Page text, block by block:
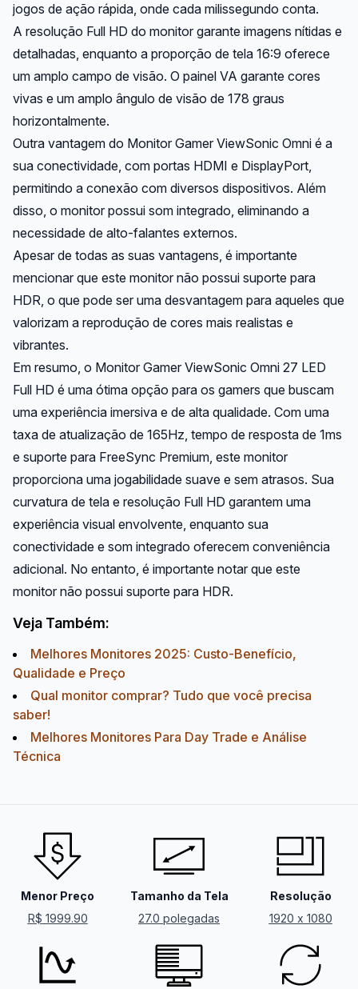
jogos de ação rápida, onde cada milissegundo conta.
A resolução Full HD do monitor garante imagens nítidas e
detalhadas, enquanto a proporção de tela 16:9 oferece
um amplo campo de visão. O painel VA garante cores
vivas e um amplo ângulo de visão de 178 graus
horizontalmente.
Outra vantagem do Monitor Gamer ViewSonic Omni é a
sua conectividade, com portas HDMI e DisplayPort,
permitindo a conexão com diversos dispositivos. Além
disso, o monitor possui som integrado, eliminando a
necessidade de alto-falantes externos.
Apesar de todas as suas vantagens, é importante
mencionar que este monitor não possui suporte para
HDR, o que pode ser uma desvantagem para aqueles que
valorizam a reprodução de cores mais realistas e
vibrantes.
Em resumo, o Monitor Gamer ViewSonic Omni 27 LED
Full HD é uma ótima opção para os gamers que buscam
uma experiência imersiva e de alta qualidade. Com uma
taxa de atualização de 165Hz, tempo de resposta de 1ms
e suporte para FreeSync Premium, este monitor
proporciona uma jogabilidade suave e sem atrasos. Sua
curvatura de tela e resolução Full HD garantem uma
experiência visual envolvente, enquanto sua
conectividade e som integrado oferecem conveniência
adicional. No entanto, é importante notar que este
monitor não possui suporte para HDR.
Veja Também:
Melhores Monitores 2025: Custo-Benefício,
Qualidade e Preço
Qual monitor comprar? Tudo que você precisa
saber!
Melhores Monitores Para Day Trade e Análise
Técnica
Menor Preço
R$ 1999.90
Tamanho da Tela
27.0 polegadas
Resolução
1920 x 1080